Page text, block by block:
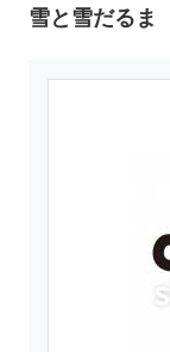
雪と雪だるま